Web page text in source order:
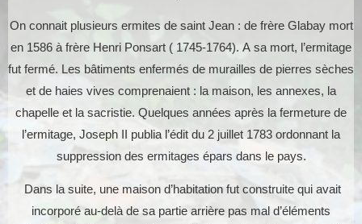
On connait plusieurs ermites de saint Jean : de frère Glabay mort
en 1586 à frère Henri Ponsart ( 1745-1764). A sa mort, l’ermitage
fut fermé. Les bâtiments enfermés de murailles de pierres sèches
et de haies vives comprenaient : la maison, les annexes, la
chapelle et la sacristie. Quelques années après la fermeture de
l’ermitage, Joseph II publia l’édit du 2 juillet 1783 ordonnant la
suppression des ermitages épars dans le pays.
Dans la suite, une maison d’habitation fut construite qui avait
incorporé au-delà de sa partie arrière pas mal d’éléments